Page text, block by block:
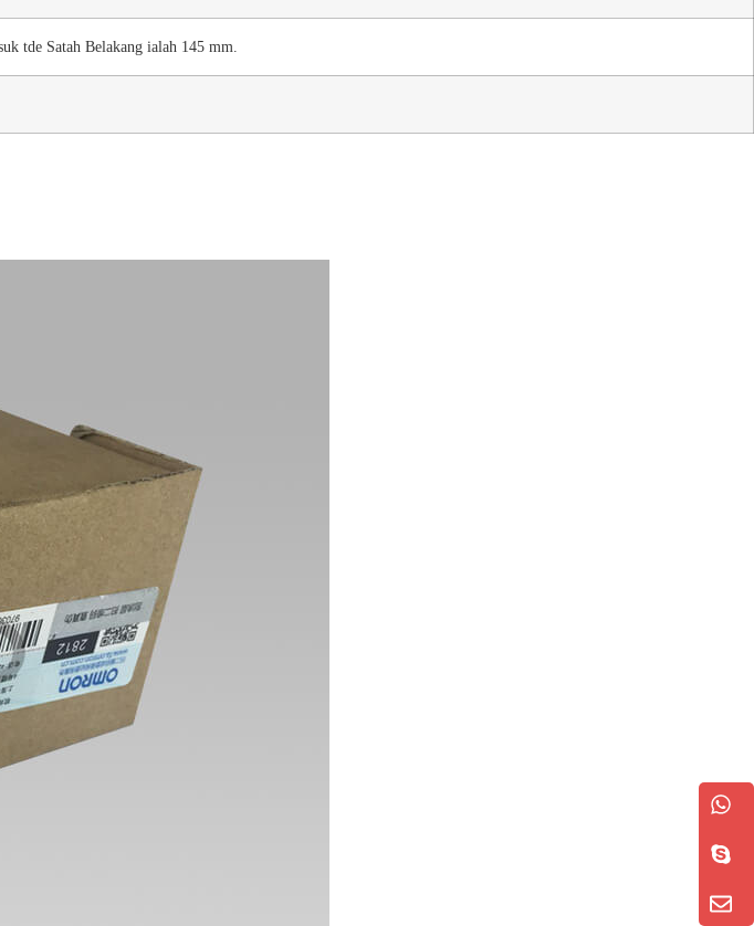
tde Satah Belakang ialah 145 mm.